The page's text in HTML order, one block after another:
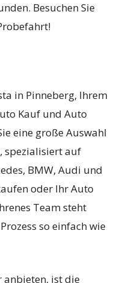
Besuchen Sie
in Pinneberg, Ihrem
Kauf und Auto
eine große Auswahl
spezialisiert auf
BMW, Audi und
oder Ihr Auto
Team steht
so einfach wie
anbieten, ist die